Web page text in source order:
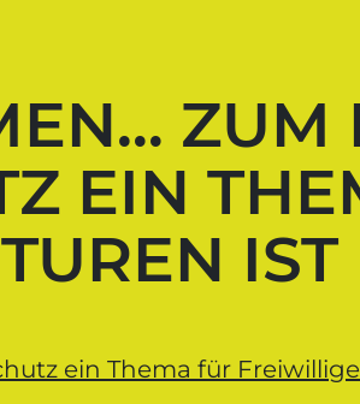
ZUM
EIN
IST
ein Thema für